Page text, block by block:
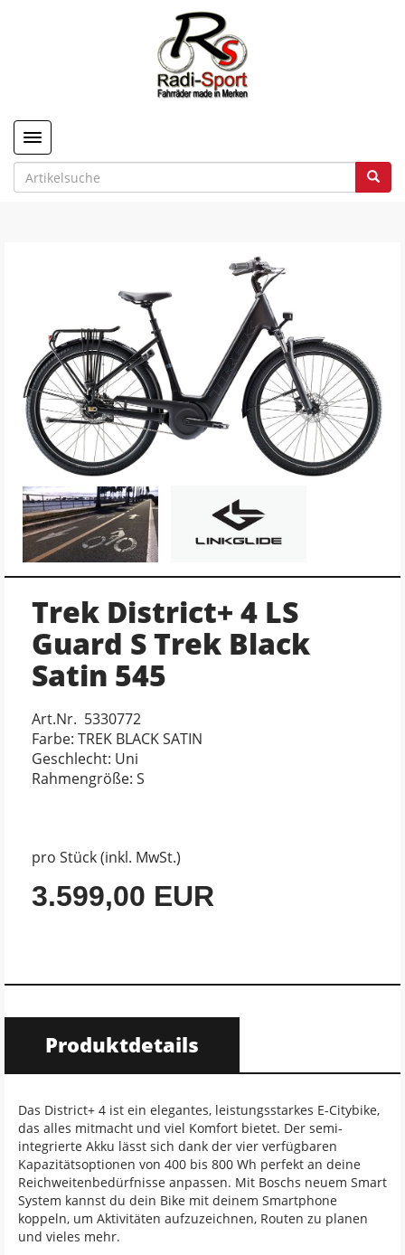
Toggle navigation
Trek District+ 4 LS
Guard S Trek Black
Satin 545
Art.Nr. 5330772
Farbe: TREK BLACK SATIN
Geschlecht: Uni
Rahmengröße: S
pro Stück (inkl. MwSt.)
3.599,00 EUR
Produktdetails
Das District+ 4 ist ein elegantes, leistungsstarkes E-Citybike,
das alles mitmacht und viel Komfort bietet. Der semi-
integrierte Akku lässt sich dank der vier verfügbaren
Kapazitätsoptionen von 400 bis 800 Wh perfekt an deine
Reichweitenbedürfnisse anpassen. Mit Boschs neuem Smart
System kannst du dein Bike mit deinem Smartphone
koppeln, um Aktivitäten aufzuzeichnen, Routen zu planen
und vieles mehr.